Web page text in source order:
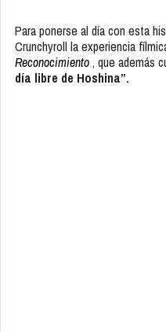
Para ponerse al día con esta
Crunchyroll la experiencia
Reconocimiento, que además
día libre de Hoshina”.